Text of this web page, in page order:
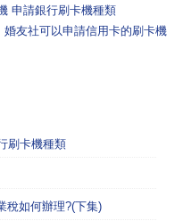
申請銀行刷卡機種類
友社可以申請信用卡的刷卡機
刷卡機種類
稅如何辦理?(下集)